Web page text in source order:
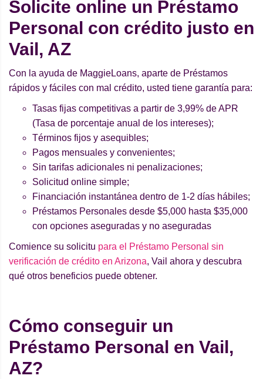
Solicite online un Préstamo
Personal con crédito justo en
Vail, AZ
Con la ayuda de MaggieLoans, aparte de Préstamos
rápidos y fáciles con mal crédito, usted tiene garantía para:
Tasas fijas competitivas a partir de 3,99% de APR
(Tasa de porcentaje anual de los intereses);
Términos fijos y asequibles;
Pagos mensuales y convenientes;
Sin tarifas adicionales ni penalizaciones;
Solicitud online simple;
Financiación instantánea dentro de 1-2 días hábiles;
Préstamos Personales desde $5,000 hasta $35,000
con opciones aseguradas y no aseguradas
Comience su solicitu para el Préstamo Personal sin
verificación de crédito en Arizona, Vail ahora y descubra
qué otros beneficios puede obtener.
Cómo conseguir un
Préstamo Personal en Vail,
AZ?